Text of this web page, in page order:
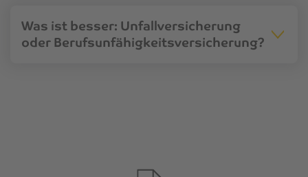
Was ist besser: Unfallversicherung
oder Berufsunfähigkeitsversicherung?